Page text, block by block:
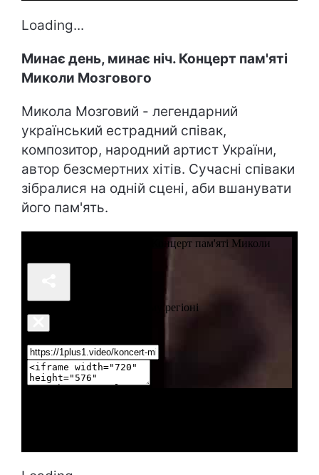
Loading...
Минає день, минає ніч. Концерт пам'яті
Миколи Мозгового
Микола Мозговий - легендарний
український естрадний співак,
композитор, народний артист України,
автор безсмертних хітів. Сучасні співаки
зібралися на одній сцені, аби вшанувати
його пам'ять.